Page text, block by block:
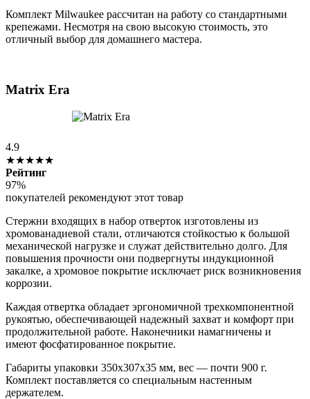
Комплект Milwaukee рассчитан на работу со стандартными
крепежами. Несмотря на свою высокую стоимость, это
отличный выбор для домашнего мастера.
Matrix Era
4.9
★★★★★
Рейтинг
97%
покупателей рекомендуют этот товар
Стержни входящих в набор отверток изготовлены из
хромованадиевой стали, отличаются стойкостью к большой
механической нагрузке и служат действительно долго. Для
повышения прочности они подвергнуты индукционной
закалке, а хромовое покрытие исключает риск возникновения
коррозии.
Каждая отвертка обладает эргономичной трехкомпонентной
рукоятью, обеспечивающей надежный захват и комфорт при
продолжительной работе. Наконечники намагничены и
имеют фосфатированное покрытие.
Габариты упаковки 350х307х35 мм, вес — почти 900 г.
Комплект поставляется со специальным настенным
держателем.